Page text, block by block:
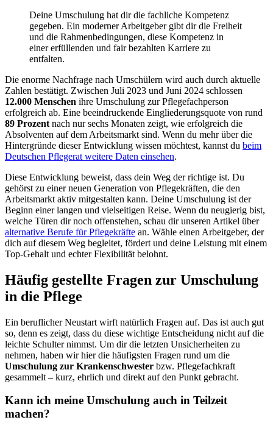
Deine Umschulung hat dir die fachliche Kompetenz
gegeben. Ein moderner Arbeitgeber gibt dir die Freiheit
und die Rahmenbedingungen, diese Kompetenz in
einer erfüllenden und fair bezahlten Karriere zu
entfalten.
Die enorme Nachfrage nach Umschülern wird auch durch aktuelle
Zahlen bestätigt. Zwischen Juli 2023 und Juni 2024 schlossen
12.000 Menschen ihre Umschulung zur Pflegefachperson
erfolgreich ab. Eine beeindruckende Eingliederungsquote von rund
89 Prozent nach nur sechs Monaten zeigt, wie erfolgreich die
Absolventen auf dem Arbeitsmarkt sind. Wenn du mehr über die
Hintergründe dieser Entwicklung wissen möchtest, kannst du beim
Deutschen Pflegerat weitere Daten einsehen.
Diese Entwicklung beweist, dass dein Weg der richtige ist. Du
gehörst zu einer neuen Generation von Pflegekräften, die den
Arbeitsmarkt aktiv mitgestalten kann. Deine Umschulung ist der
Beginn einer langen und vielseitigen Reise. Wenn du neugierig bist,
welche Türen dir noch offenstehen, schau dir unseren Artikel über
alternative Berufe für Pflegekräfte an. Wähle einen Arbeitgeber, der
dich auf diesem Weg begleitet, fördert und deine Leistung mit einem
Top-Gehalt und echter Flexibilität belohnt.
Häufig gestellte Fragen zur Umschulung
in die Pflege
Ein beruflicher Neustart wirft natürlich Fragen auf. Das ist auch gut
so, denn es zeigt, dass du diese wichtige Entscheidung nicht auf die
leichte Schulter nimmst. Um dir die letzten Unsicherheiten zu
nehmen, haben wir hier die häufigsten Fragen rund um die
Umschulung zur Krankenschwester bzw. Pflegefachkraft
gesammelt – kurz, ehrlich und direkt auf den Punkt gebracht.
Kann ich meine Umschulung auch in Teilzeit
machen?